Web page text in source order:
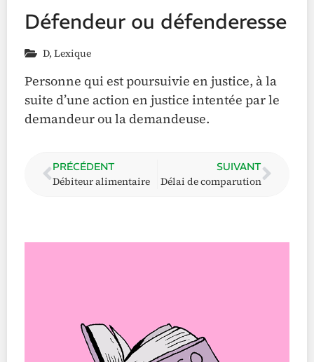
Défendeur ou défenderesse
D, Lexique
Personne qui est poursuivie en justice, à la
suite d’une action en justice intentée par le
demandeur ou la demandeuse.
PRÉCÉDENT
Débiteur alimentaire
SUIVANT
Délai de comparution